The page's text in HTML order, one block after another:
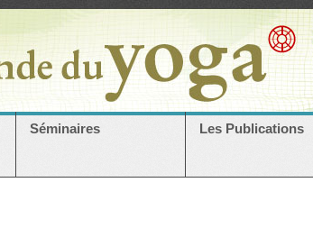
Séminaires Les Publications